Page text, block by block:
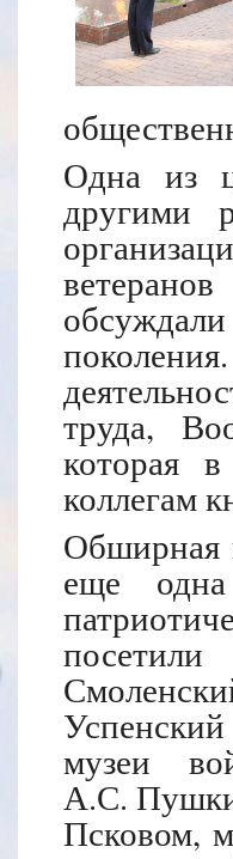
Одна из
другими
труда,
которая
коллегам
Обширная
еще одна
музеи
А.С.
Псковом,